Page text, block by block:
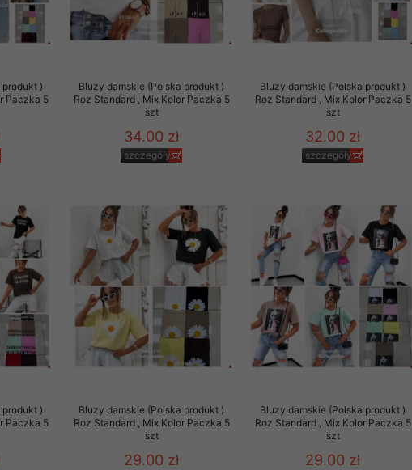
)
Paczka 5
Bluzy damskie (Polska produkt )
Roz Standard , Mix Kolor Paczka 5
szt
34.00 zł
szczegóły
Bluzy damskie (Polska produkt )
Roz Standard , Mix Kolor Paczka 5
szt
32.00 zł
szczegóły
)
Paczka 5
Bluzy damskie (Polska produkt )
Roz Standard , Mix Kolor Paczka 5
szt
29.00 zł
Bluzy damskie (Polska produkt )
Roz Standard , Mix Kolor Paczka 5
szt
29.00 zł